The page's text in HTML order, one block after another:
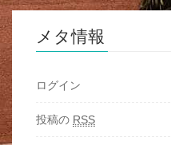
メタ情報
ログイン
投稿の RSS